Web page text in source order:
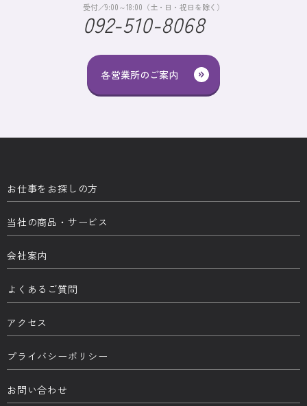
各営業所のご案内
受付／9:00～18:00（土・日・祝日を除く）
092-510-8068
お仕事をお探しの方
当社の商品・サービス
会社案内
よくあるご質問
アクセス
プライバシーポリシー
お問い合わせ